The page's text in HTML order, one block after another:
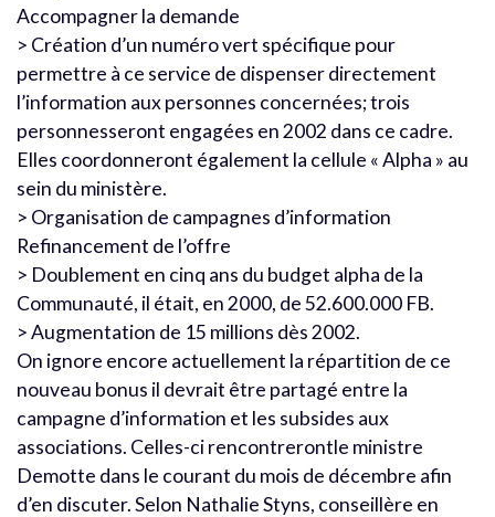
Accompagner la demande
> Création d’un numéro vert spécifique pour
permettre à ce service de dispenser directement
l’information aux personnes concernées; trois
personnesseront engagées en 2002 dans ce cadre.
Elles coordonneront également la cellule « Alpha » au
sein du ministère.
> Organisation de campagnes d’information
Refinancement de l’offre
> Doublement en cinq ans du budget alpha de la
Communauté, il était, en 2000, de 52.600.000 FB.
> Augmentation de 15 millions dès 2002.
On ignore encore actuellement la répartition de ce
nouveau bonus il devrait être partagé entre la
campagne d’information et les subsides aux
associations. Celles-ci rencontrerontle ministre
Demotte dans le courant du mois de décembre afin
d’en discuter. Selon Nathalie Styns, conseillère en